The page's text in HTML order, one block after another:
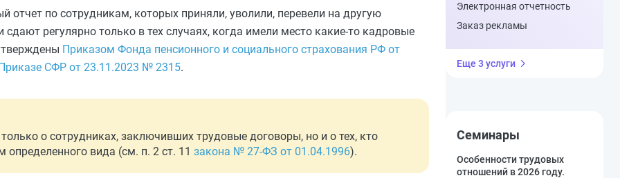
по сотрудникам, которых приняли, уволили, перевели на другую
регулярно только в тех случаях, когда имели место какие-то кадровые
Приказом Фонда пенсионного и социального страхования РФ от
СФР от 23.11.2023 № 2315.
о сотрудниках, заключивших трудовые договоры, но и о тех, кто
вида (см. п. 2 ст. 11 закона № 27-ФЗ от 01.04.1996).
Электронная отчетность
Заказ рекламы
Еще 3 услуги
Семинары
Особенности трудовых
отношений в 2026 году.